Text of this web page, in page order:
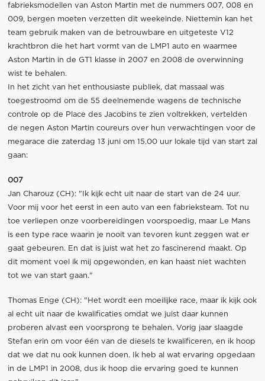
fabrieksmodellen van Aston Martin met de nummers 007, 008 en
009, bergen moeten verzetten dit weekeinde. Niettemin kan het
team gebruik maken van de betrouwbare en uitgeteste V12
krachtbron die het hart vormt van de LMP1 auto en waarmee
Aston Martin in de GT1 klasse in 2007 en 2008 de overwinning
wist te behalen.
In het zicht van het enthousiaste publiek, dat massaal was
toegestroomd om de 55 deelnemende wagens de technische
controle op de Place des Jacobins te zien voltrekken, vertelden
de negen Aston Martin coureurs over hun verwachtingen voor de
megarace die zaterdag 13 juni om 15.00 uur lokale tijd van start zal
gaan:
007
Jan Charouz (CH): "Ik kijk echt uit naar de start van de 24 uur.
Voor mij voor het eerst in een auto van een fabrieksteam. Tot nu
toe verliepen onze voorbereidingen voorspoedig, maar Le Mans
is een type race waarin je nooit van tevoren kunt zeggen wat er
gaat gebeuren. En dat is juist wat het zo fascinerend maakt. Op
dit moment voel ik mij opgewonden, en kan haast niet wachten
tot we van start gaan."
Thomas Enge (CH): "Het wordt een moeilijke race, maar ik kijk ook
al echt uit naar de kwalificaties omdat we juist daar kunnen
proberen alvast een voorsprong te behalen. Vorig jaar slaagde
Stefan erin om voor één van de diesels te kwalificeren, en ik hoop
dat we dat nu ook kunnen doen. Ik heb al wat ervaring opgedaan
in de LMP1 in 2008, dus ik hoop die ervaring goed te kunnen